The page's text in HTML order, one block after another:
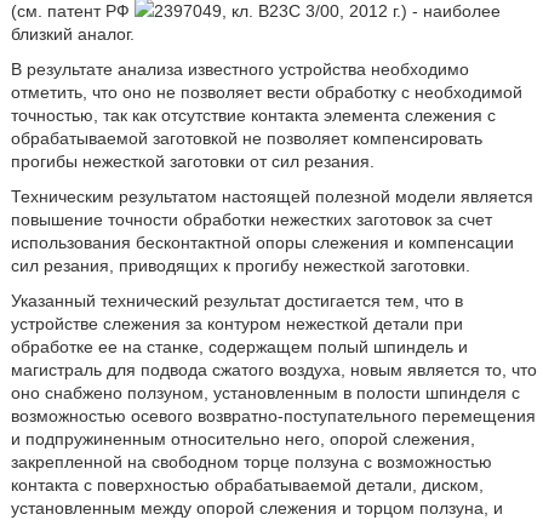
(см. патент РФ
2397049, кл. B23C 3/00, 2012 г.) - наиболее
близкий аналог.
В результате анализа известного устройства необходимо
отметить, что оно не позволяет вести обработку с необходимой
точностью, так как отсутствие контакта элемента слежения с
обрабатываемой заготовкой не позволяет компенсировать
прогибы нежесткой заготовки от сил резания.
Техническим результатом настоящей полезной модели является
повышение точности обработки нежестких заготовок за счет
использования бесконтактной опоры слежения и компенсации
сил резания, приводящих к прогибу нежесткой заготовки.
Указанный технический результат достигается тем, что в
устройстве слежения за контуром нежесткой детали при
обработке ее на станке, содержащем полый шпиндель и
магистраль для подвода сжатого воздуха, новым является то, что
оно снабжено ползуном, установленным в полости шпинделя с
возможностью осевого возвратно-поступательного перемещения
и подпружиненным относительно него, опорой слежения,
закрепленной на свободном торце ползуна с возможностью
контакта с поверхностью обрабатываемой детали, диском,
установленным между опорой слежения и торцом ползуна, и